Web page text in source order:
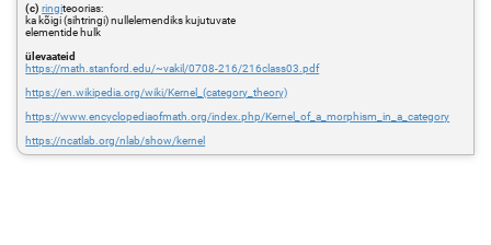
(c) ringiteoorias:
ka kõigi (sihtringi) nullelemendiks kujutuvate
elementide hulk
ülevaateid
https://math.stanford.edu/~vakil/0708-216/216class03.pdf
https://en.wikipedia.org/wiki/Kernel_(category_theory)
https://www.encyclopediaofmath.org/index.php/Kernel_of_a_morphism_in_a_category
https://ncatlab.org/nlab/show/kernel